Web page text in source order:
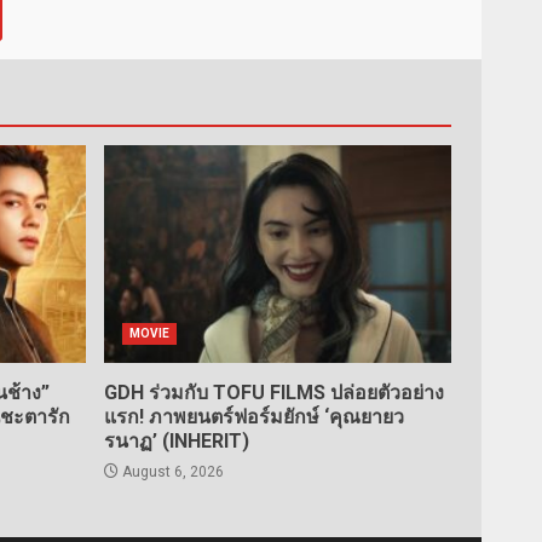
าง”
ะตารัก
MOVIE
GDH ร่วมกับ TOFU FILMS ปล่อยตัวอย่าง
แรก! ภาพยนตร์ฟอร์มยักษ์ ‘คุณยายว
รนาฏ’ (INHERIT)
August 6, 2026